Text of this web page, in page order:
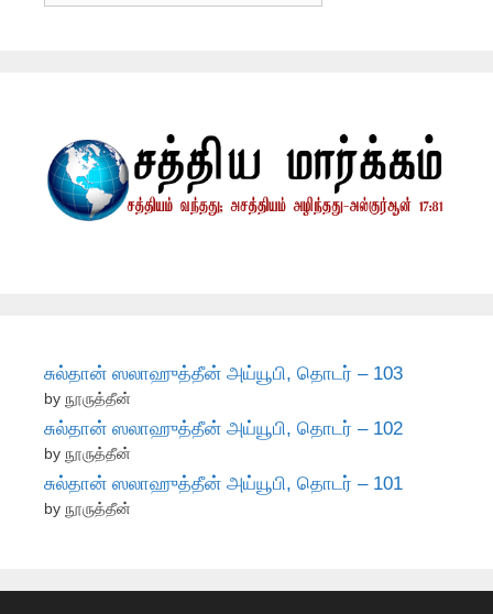
சுல்தான் ஸலாஹுத்தீன் அய்யூபி, தொடர் – 103
by நூருத்தீன்
சுல்தான் ஸலாஹுத்தீன் அய்யூபி, தொடர் – 102
by நூருத்தீன்
சுல்தான் ஸலாஹுத்தீன் அய்யூபி, தொடர் – 101
by நூருத்தீன்